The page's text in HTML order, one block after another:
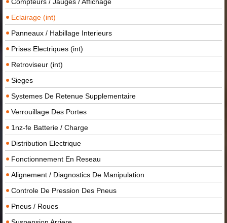
Eclairage (int)
Panneaux / Habillage Interieurs
Prises Electriques (int)
Retroviseur (int)
Sieges
Systemes De Retenue Supplementaire
Verrouillage Des Portes
1nz-fe Batterie / Charge
Distribution Electrique
Fonctionnement En Reseau
Alignement / Diagnostics De Manipulation
Controle De Pression Des Pneus
Pneus / Roues